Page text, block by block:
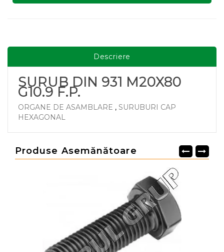
Descriere
SURUB DIN 931 M20X80
G10.9 F.P.
ORGANE DE ASAMBLARE , SURUBURI CAP
HEXAGONAL
Produse Asemănătoare